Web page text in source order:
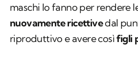
maschi lo fanno per rendere
nuovamente ricettivedal
riproduttivo e avere cosìfigli